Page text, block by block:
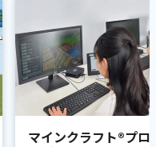
マインクラフト®プロ